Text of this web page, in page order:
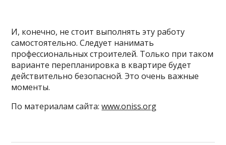
И, конечно, не стоит выполнять эту работу
самостоятельно. Следует нанимать
профессиональных строителей. Только при таком
варианте перепланировка в квартире будет
действительно безопасной. Это очень важные
моменты.
По материалам сайта:www.oniss.org